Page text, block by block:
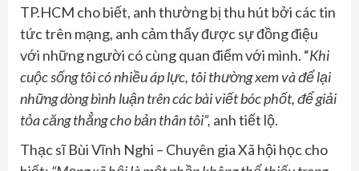
TP.HCM cho biết, anh thường bị thu hút bởi các tin
tức trên mạng, anh cảm thấy được sự đồng điệu
với những người có cùng quan điểm với mình. “Khi
cuộc sống tôi có nhiều áp lực, tôi thường xem và để lại
những dòng bình luận trên các bài viết bóc phốt, để giải
tỏa căng thẳng cho bản thân tôi”, anh tiết lộ.
Thạc sĩ Bùi Vĩnh Nghi – Chuyên gia Xã hội học cho